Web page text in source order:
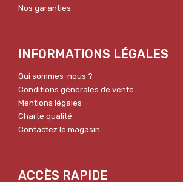
Nos garanties
INFORMATIONS LÉGALES
Qui sommes-nous ?
Conditions générales de vente
Mentions légales
Charte qualité
Contactez le magasin
ACCÈS RAPIDE